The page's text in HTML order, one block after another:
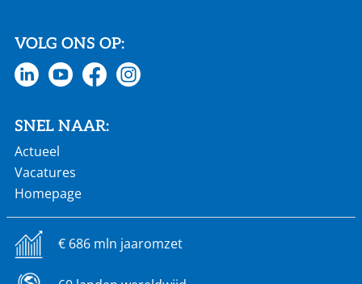
VOLG ONS OP:
SNEL NAAR:
Actueel
Vacatures
Homepage
€ 686 mln jaaromzet